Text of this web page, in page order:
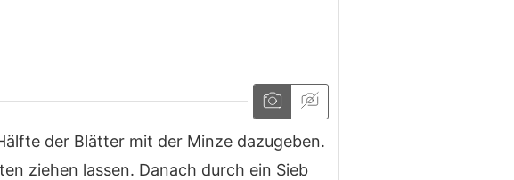
der Blätter mit der Minze dazugeben.
ziehen lassen. Danach durch ein Sieb